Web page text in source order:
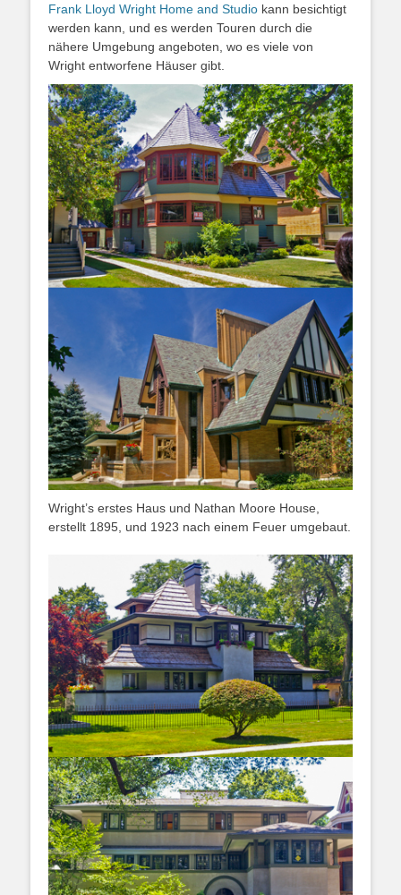
Frank Lloyd Wright Home and Studio kann besichtigt
werden kann, und es werden Touren durch die
nähere Umgebung angeboten, wo es viele von
Wright entworfene Häuser gibt.
Wright’s erstes Haus und Nathan Moore House,
erstellt 1895, und 1923 nach einem Feuer umgebaut.